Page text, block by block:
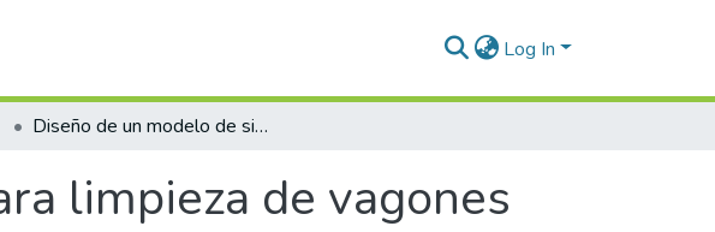
Log In
Diseño de un modelo de sistema para limpieza de vagones con carbón pegado
limpieza de vagones